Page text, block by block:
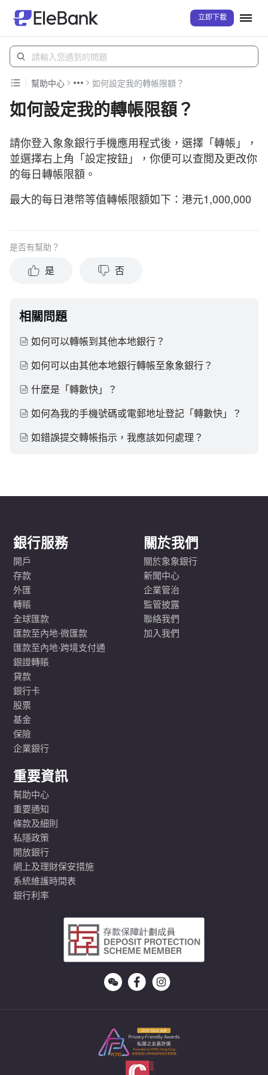
立即下載
幫助中心 如何設定我的轉帳限額？
如何設定我的轉帳限額？
請你登入象象銀行手機應用程式後，選擇「轉帳」，
並選擇右上角「設定按鈕」，你便可以查閲及更改你
的每日轉帳限額。
最大的每日港幣等值轉帳限額如下：港元1,000,000
是否有幫助？
是 否
相關問題
如何可以轉帳到其他本地銀行？
如何可以由其他本地銀行轉帳至象象銀行？
什麼是「轉數快」？
如何為我的手機號碼或電郵地址登記「轉數快」？
如錯誤提交轉帳指示，我應該如何處理？
銀行服務
開戶
存款
外匯
轉賬
全球匯款
匯款至內地·微匯款
匯款至內地·跨境支付通
銀證轉賬
貸款
銀行卡
股票
基金
保險
企業銀行
關於我們
關於象象銀行
新聞中心
企業管治
監管披露
聯絡我們
加入我們
重要資訊
幫助中心
重要通知
條款及細則
私隱政策
開放銀行
網上及理財保安措施
系統維護時間表
銀行利率